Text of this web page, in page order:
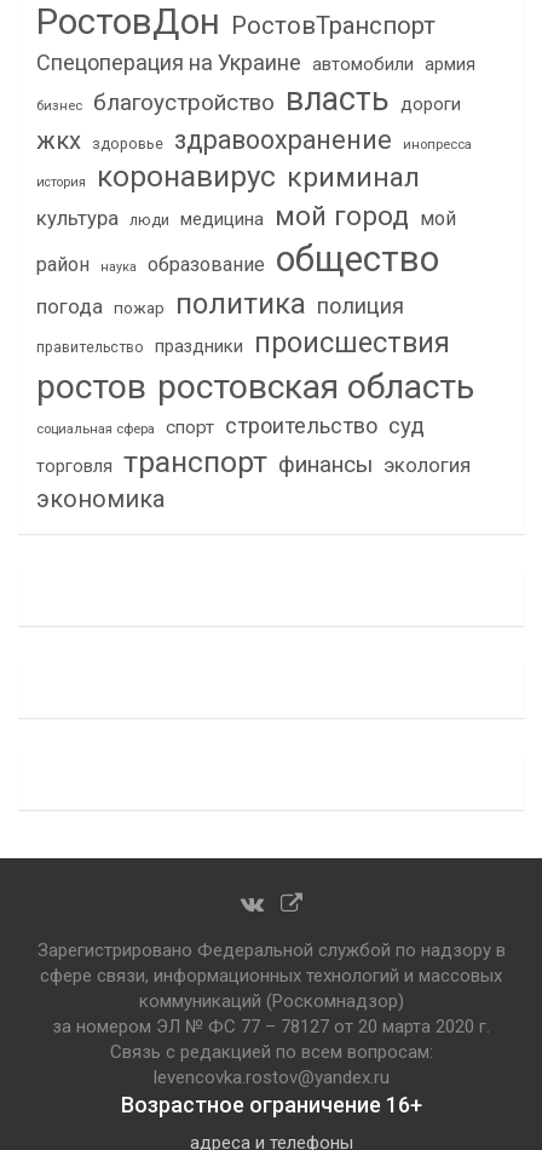
РостовДон РостовТранспорт
Спецоперация на Украине автомобили армия
бизнес благоустройство власть дороги
жкх здоровье здравоохранение инопресса
история коронавирус криминал
культура люди медицина мой город мой
район
наука образование общество
погода пожар политика полиция
правительство праздники происшествия
ростов ростовская область
социальная сфера спорт строительство суд
торговля транспорт финансы экология
экономика
Зарегистрировано Федеральной службой по надзору в
сфере связи, информационных технологий и массовых
коммуникаций (Роскомнадзор)
за номером ЭЛ № ФС 77 – 78127 от 20 марта 2020 г.
Связь с редакцией по всем вопросам:
levencovka.rostov@yandex.ru
Возрастное ограничение 16+
адреса и телефоны